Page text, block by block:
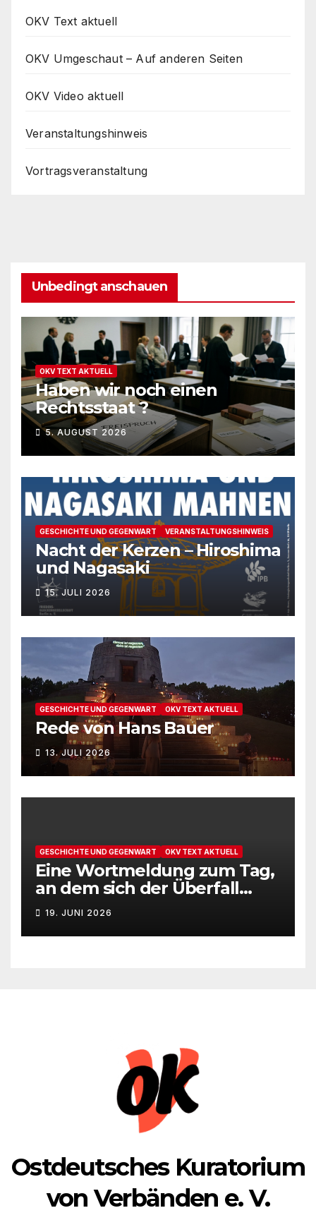
OKV Text aktuell
OKV Umgeschaut – Auf anderen Seiten
OKV Video aktuell
Veranstaltungshinweis
Vortragsveranstaltung
Unbedingt anschauen
OKV TEXT AKTUELL
Haben wir noch einen
Rechtsstaat ?
5. AUGUST 2026
GESCHICHTE UND GEGENWART VERANSTALTUNGSHINWEIS
Nacht der Kerzen – Hiroshima
und Nagasaki
15. JULI 2026
GESCHICHTE UND GEGENWART OKV TEXT AKTUELL
Rede von Hans Bauer
13. JULI 2026
GESCHICHTE UND GEGENWART OKV TEXT AKTUELL
Eine Wortmeldung zum Tag,
an dem sich der Überfall
Deutschlands auf die UdSSR
1941 zum 85. Male jährt
19. JUNI 2026
Ostdeutsches Kuratorium
von Verbänden e. V.